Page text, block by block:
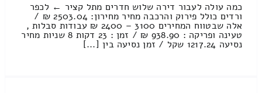
כמה עולה לעבור דירה שלוש חדרים מתל קציר ← לכפר
ורדים כולל פירוק והרכבה מחיר מחירון: 2503.04 ₪ /
אלה שבטווח המחירים 3100 – 2400 ₪ עבודות סבלות ,
טעינה ופריקה : 938.90 ₪ / זמן : 23 דקות 8 שניות מחיר
נסיעה 1217.24 שקל / זמן נסיעה בין [...]